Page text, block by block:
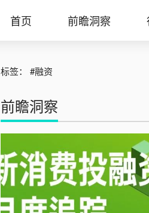
首页 前瞻洞察
标签： #融资
前瞻洞察